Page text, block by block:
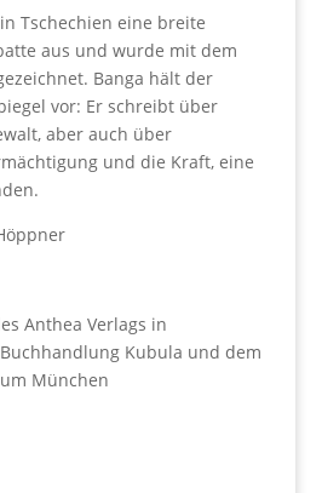
Tschechien eine breite
aus und wurde mit dem
Banga hält der
vor: Er schreibt über
aber auch über
und die Kraft, eine
Anthea Verlags in
Kubula und dem
München